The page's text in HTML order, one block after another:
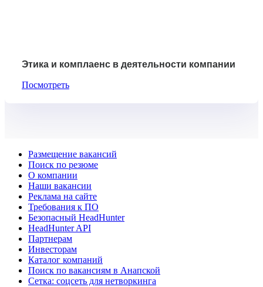
Этика и комплаенс в деятельности компании
Посмотреть
Размещение вакансий
Поиск по резюме
О компании
Наши вакансии
Реклама на сайте
Требования к ПО
Безопасный HeadHunter
HeadHunter API
Партнерам
Инвесторам
Каталог компаний
Поиск по вакансиям в Анапской
Сетка: соцсеть для нетворкинга